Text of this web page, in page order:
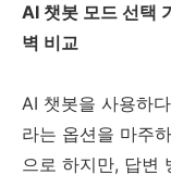
AI 챗봇 모드 선택
벽 비교
AI 챗봇을 사용하
라는 옵션을 마주
으로 하지만, 답변